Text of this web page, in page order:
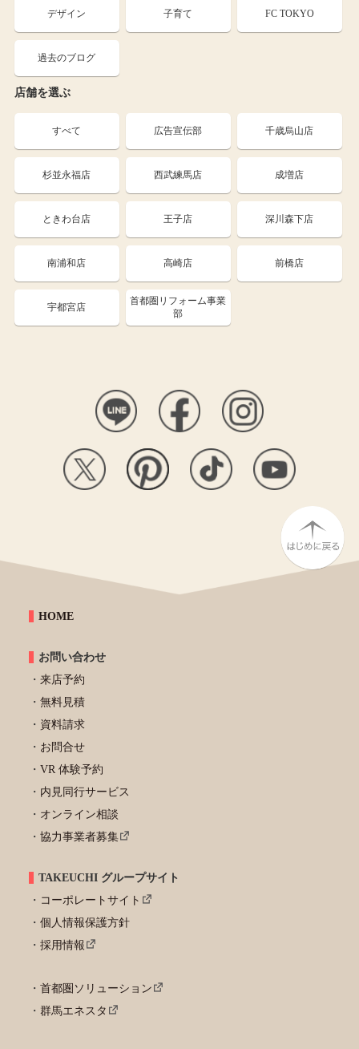
デザイン 子育て FC TOKYO
過去のブログ
店舗を選ぶ
すべて 広告宣伝部 千歳烏山店
杉並永福店 西武練馬店 成増店
ときわ台店 王子店 深川森下店
南浦和店 高崎店 前橋店
宇都宮店
首都圏リフォーム事業
部
HOME
お問い合わせ
来店予約
無料見積
資料請求
お問合せ
VR 体験予約
内見同行サービス
オンライン相談
協力事業者募集
TAKEUCHI グループサイト
コーポレートサイト
個人情報保護方針
採用情報
首都圏ソリューション
群馬エネスタ